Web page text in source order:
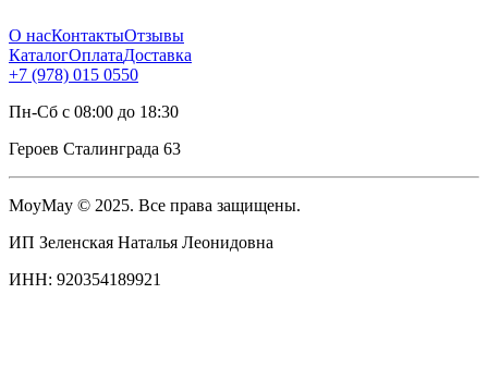
О насКонтактыОтзывы
КаталогОплатаДоставка
+7 (978) 015 0550
Пн-Сб с 08:00 до 18:30
Героев Сталинграда 63
MoyMay © 2025. Все права защищены.
ИП Зеленская Наталья Леонидовна
ИНН: 920354189921